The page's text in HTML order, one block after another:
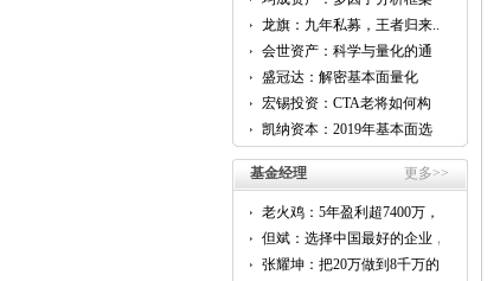
的...
龙旗：九年私募，王者归来...
会世资产：科学与量化的通
用...
盛冠达：解密基本面量化
CTA...
宏锡投资：CTA老将如何构
建...
凯纳资本：2019年基本面选
股...
基金经理
更多>>
老火鸡：5年盈利超7400万，
他...
但斌：选择中国最好的企业，
跟...
张耀坤：把20万做到8千万的...